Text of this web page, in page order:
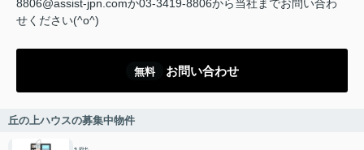
8806@assist-jpn.comか03-3419-8806から当社までお問い合わ
せください(^o^)
無料 お問い合わせ
丘の上ハウスの募集中物件